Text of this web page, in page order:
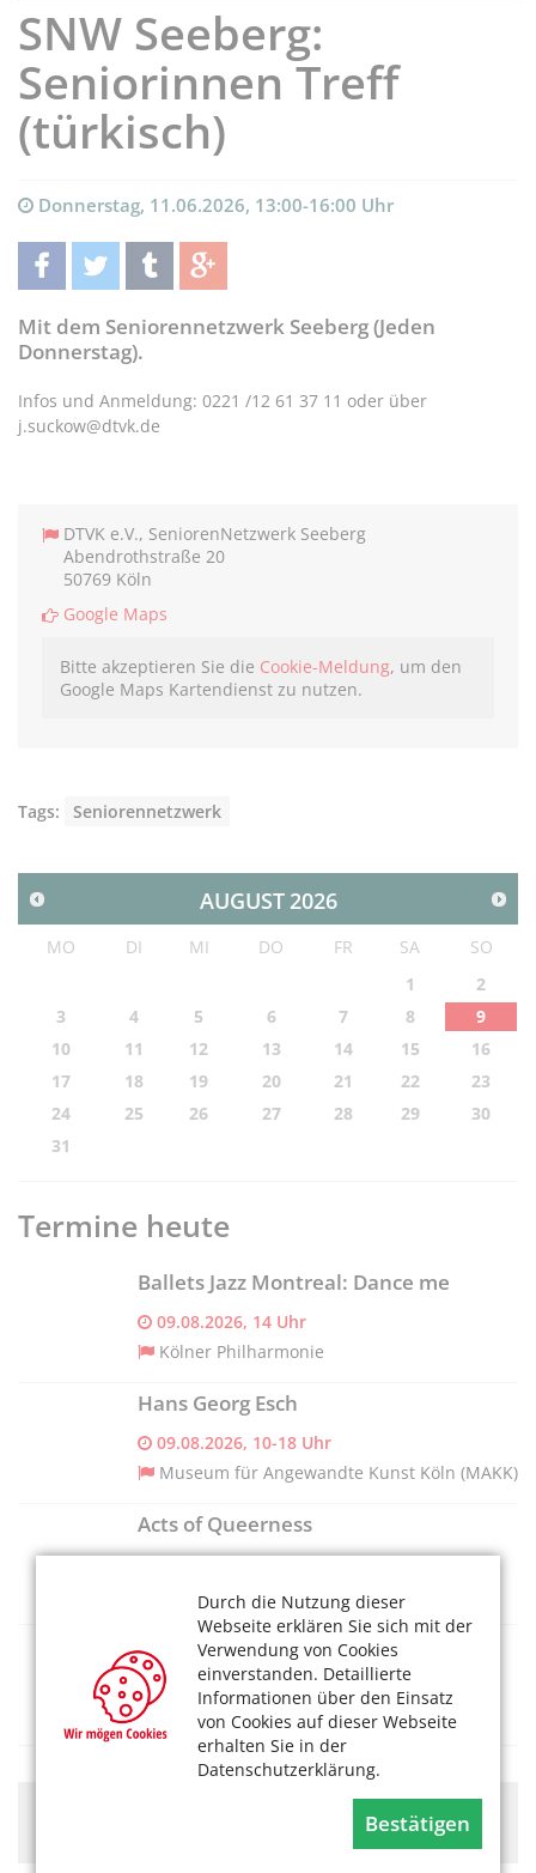
Durch die Nutzung dieser
Webseite erklären Sie sich mit der
Verwendung von Cookies
einverstanden. Detaillierte
Informationen über den Einsatz
von Cookies auf dieser Webseite
erhalten Sie in der
Datenschutzerklärung.
Bestätigen
SNW Seeberg:
Seniorinnen Treff
(türkisch)
Donnerstag, 11.06.2026, 13:00-16:00 Uhr
teilentwittern teilen
Mit dem Seniorennetzwerk Seeberg (Jeden
Donnerstag).
Infos und Anmeldung: 0221 /12 61 37 11 oder über
j.suckow@dtvk.de
DTVK e.V., SeniorenNetzwerk Seeberg
Abendrothstraße 20
50769 Köln
Google Maps
Bitte akzeptieren Sie die Cookie-Meldung, um den
Google Maps Kartendienst zu nutzen.
Tags: Seniorennetzwerk
AUGUST 2026
MO DI MI DO FR SA
SO
1
2
3
4 5 6 7 8
9
10
11 12 13 14 15
16
17
18 19 20 21 22
23
24
25 26 27 28 29
30
31
Termine heute
Ballets Jazz Montreal: Dance me
09.08.2026, 14 Uhr
Kölner Philharmonie
Hans Georg Esch
09.08.2026, 10-18 Uhr
Museum für Angewandte Kunst Köln (MAKK)
Acts of Queerness
09.08.2026, 09 Uhr
Universität zu Köln
Umweltkino
09.08.2026, 14 Uhr
Gut Leidenhausen
Hier könnte Werbung stehen, mit der wir uns
Cookie-Meldung.